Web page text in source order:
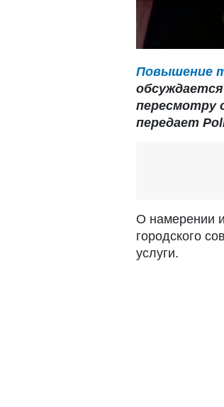
Повышение
пересмотру
передает
О намерении
городского
услуги.